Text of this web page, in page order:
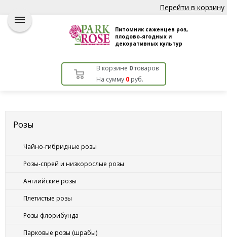
Перейти в корзину
Питомник саженцев роз,
плодово-ягодных и
декоративных культур
В корзине 0товаров
На сумму 0руб.
Розы
Чайно-гибридные розы
Розы-спрей и низкорослые розы
Английские розы
Плетистые розы
Розы флорибунда
Парковые розы (шрабы)